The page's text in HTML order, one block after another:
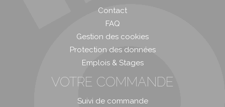
Contact
FAQ
Gestion des cookies
Protection des données
Emplois & Stages
VOTRE COMMANDE
Suivi de commande